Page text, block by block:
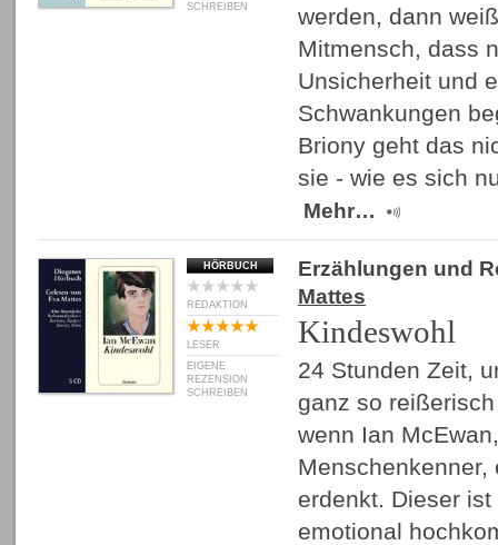
SCHREIBEN
werden, dann
Mitmensch, dass
Unsicherheit und
Schwankungen
Briony geht das
sie - wie es sich
Mehr…
HÖRBUCH
REDAKTION
LESER
EIGENE
REZENSION
SCHREIBEN
Erzählungen und
Mattes
Kindeswohl
24 Stunden Zeit,
ganz so
wenn Ian
Menschenkenner,
erdenkt. Dieser
emotional